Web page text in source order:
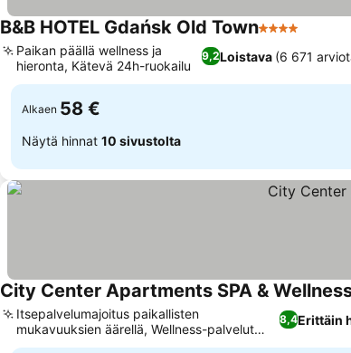
B&B HOTEL Gdańsk Old Town4 Tähtiluokitus
9,2Loistava (6 671
Paikan päällä wellness ja
hieronta, Kätevä 24h-ruokailu
Alkaen 58 €
Näytä hinnat 10 sivustolta
City Center Apartments SPA &
8,4Erittäin
Itsepalvelumajoitus paikallisten
mukavuuksien äärellä, Wellness-palvelut
Hotel Number Onessa